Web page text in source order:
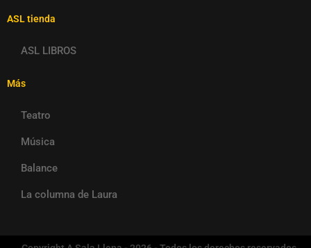
ASL tienda
ASL LIBROS
Más
Teatro
Música
Balance
La columna de Laura